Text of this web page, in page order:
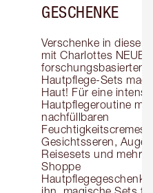
GESCHENKE
Verschenke in dieser
mit Charlottes NEUEN
forschungsbasierten
Hautpflege-Sets
Haut! Für eine
Hautpflegeroutine mit
nachfüllbaren
Feuchtigkeitscremes,
Gesichtsseren,
Reisesets und mehr!
Shoppe